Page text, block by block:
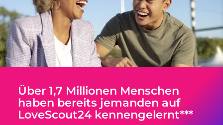
Über 1,7 Millionen Menschen
haben bereits jemanden auf
LoveScout24 kennengelernt***